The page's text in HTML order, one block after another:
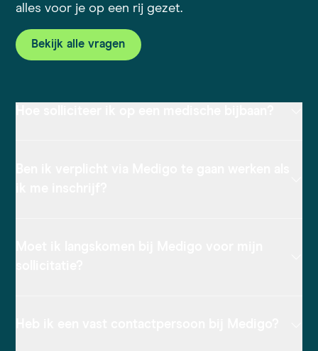
alles voor je op een rij gezet.
Bekijk alle vragen